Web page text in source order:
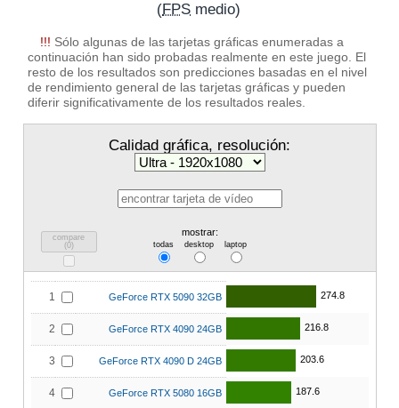
(FPS medio)
!!! Sólo algunas de las tarjetas gráficas enumeradas a
continuación han sido probadas realmente en este juego. El
resto de los resultados son predicciones basadas en el nivel
de rendimiento general de las tarjetas gráficas y pueden
diferir significativamente de los resultados reales.
Calidad gráfica, resolución:
compare
(0)
mostrar:
todas desktop laptop
1 GeForce RTX 5090 32GB 274.8
2 GeForce RTX 4090 24GB 216.8
3 GeForce RTX 4090 D 24GB 203.6
4 GeForce RTX 5080 16GB 187.6